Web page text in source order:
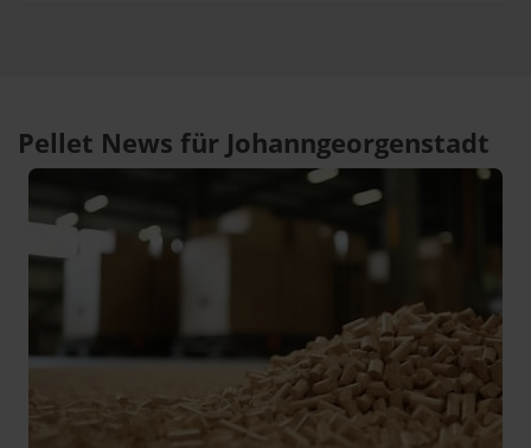
Pellet News für Johanngeorgenstadt